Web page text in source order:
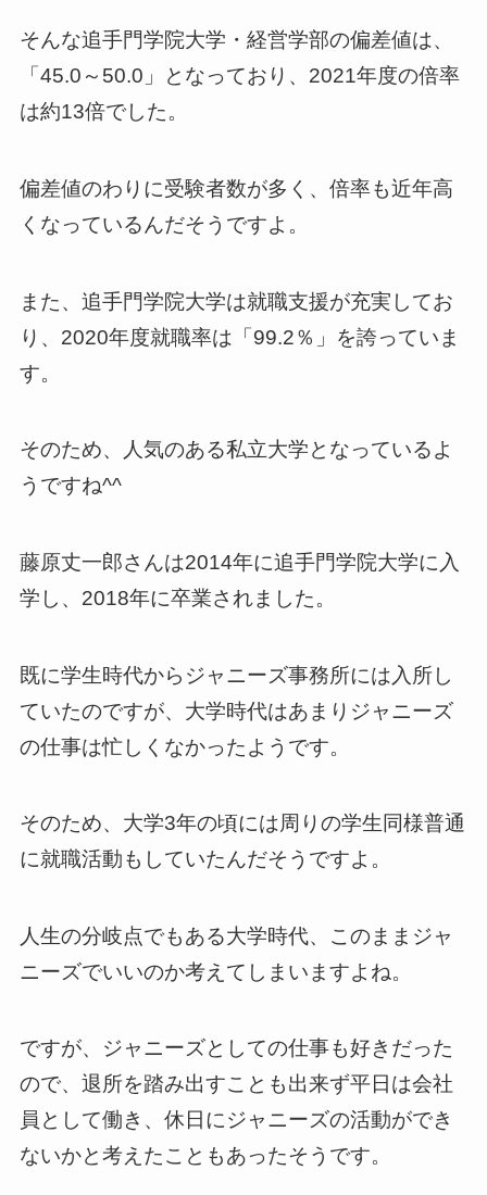
そんな追手門学院大学・経営学部の偏差値は、
「45.0～50.0」となっており、2021年度の倍率
は約13倍でした。
偏差値のわりに受験者数が多く、倍率も近年高
くなっているんだそうですよ。
また、追手門学院大学は就職支援が充実してお
り、2020年度就職率は「99.2％」を誇っていま
す。
そのため、人気のある私立大学となっているよ
うですね^^
藤原丈一郎さんは2014年に追手門学院大学に入
学し、2018年に卒業されました。
既に学生時代からジャニーズ事務所には入所し
ていたのですが、大学時代はあまりジャニーズ
の仕事は忙しくなかったようです。
そのため、大学3年の頃には周りの学生同様普通
に就職活動もしていたんだそうですよ。
人生の分岐点でもある大学時代、このままジャ
ニーズでいいのか考えてしまいますよね。
ですが、ジャニーズとしての仕事も好きだった
ので、退所を踏み出すことも出来ず平日は会社
員として働き、休日にジャニーズの活動ができ
ないかと考えたこともあったそうです。